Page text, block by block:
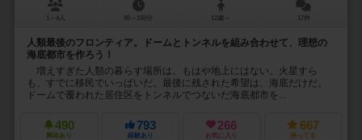
1～4人 80～150分 12歳～ 17件
人類最後のフロンティア。ドームとトンネルを組み合わせて、理想の
海底都市を作ろう！
増えすぎた人類の暮らす場所は、もはや地上にはない。火星すら
も、すでに移民でいっぱいだ。最後に残された希望は、海底だけだ。
ドームで覆われた居住区をトンネルでつないだ海底都市を...
490
興味あり
793
経験あり
266
お気に入り
667
持ってる